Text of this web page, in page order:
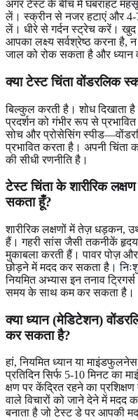
अगर टेस्ट के बीच में घबराहट
लें। स्क्रीन से नजर हटाएं और 4-
लें। धीरे से गर्दन स्ट्रेच करें। खुद
आपका लक्ष्य सर्वश्रेष्ठ करना है,
जाल को रोक सकता है और ध्यान
क्या टेस्ट चिंता वोंडरलिक
बिल्कुल करती है। शोध दिखाता
प्रदर्शन को गंभीर रूप से
सोच और प्रोसेसिंग
प्रभावित करता है। अपनी
की सीधी रणनीति है।
टेस्ट चिंता के शारीरिक
सकता हूँ?
शारीरिक लक्षणों में तेज़ धड़कन,
हैं। गहरी सांस जैसी तकनीकें हृदय
मुकाबला करती हैं। पावर पोज़
छोड़ने में मदद कर सकता है।
नियमित अभ्यास इन तनाव
समय के साथ कम कर सकता है।
क्या ध्यान (मेडिटेशन)
कर सकता है?
हां, नियमित ध्यान या
प्रतिदिन सिर्फ 5-10 मिनट का
क्षण पर केंद्रित रहने का
वाले विचारों को जाने देने में मदद
बनाता है जो टेस्ट डे पर आपकी